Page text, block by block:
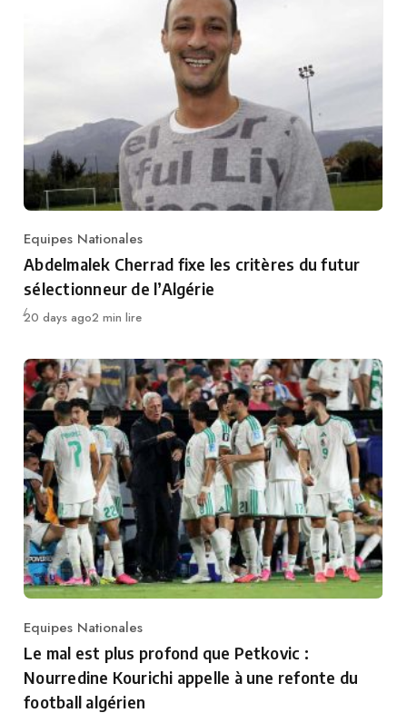
Category
Equipes Nationales
Abdelmalek Cherrad fixe les critères du futur
sélectionneur de l’Algérie
Publié
20 days ago2 min lire
Category
Equipes Nationales
Le mal est plus profond que Petkovic :
Nourredine Kourichi appelle à une refonte du
football algérien